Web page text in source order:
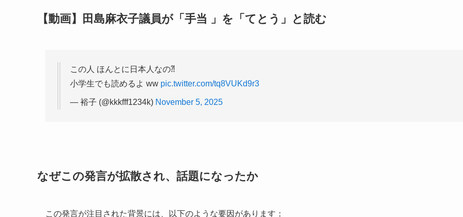
【動画】田島麻衣子議員が「手当 」を「てとう」と読む
この人 ほんとに日本人なの⁈
小学生でも読めるよ ww pic.twitter.com/tq8VUKd9r3
— 裕子 (@kkkfff1234k) November 5, 2025
なぜこの発言が拡散され、話題になったか
この発言が注目された背景には、以下のような要因があります：